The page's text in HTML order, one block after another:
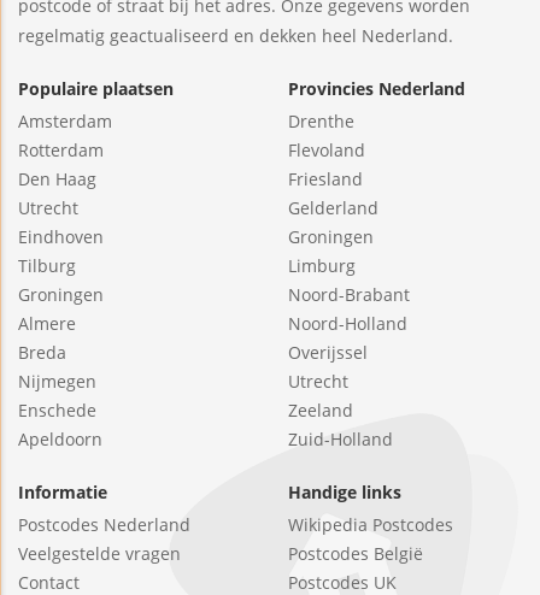
postcode of straat bij het adres. Onze gegevens worden
regelmatig geactualiseerd en dekken heel Nederland.
Populaire plaatsen
Amsterdam
Rotterdam
Den Haag
Utrecht
Eindhoven
Tilburg
Groningen
Almere
Breda
Nijmegen
Enschede
Apeldoorn
Provincies Nederland
Drenthe
Flevoland
Friesland
Gelderland
Groningen
Limburg
Noord-Brabant
Noord-Holland
Overijssel
Utrecht
Zeeland
Zuid-Holland
Informatie
Postcodes Nederland
Veelgestelde vragen
Contact
Handige links
Wikipedia Postcodes
Postcodes België
Postcodes UK